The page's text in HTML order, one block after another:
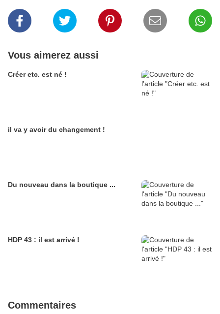
Vous aimerez aussi
Créer etc. est né !
il va y avoir du changement !
Du nouveau dans la boutique ...
HDP 43 : il est arrivé !
Commentaires